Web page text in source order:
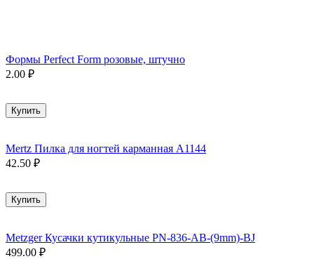
Формы Perfect Form розовые, штучно
2.00 ₽
Купить
Mertz Пилка для ногтей карманная A1144
42.50 ₽
Купить
Metzger Кусачки кутикульные PN-836-AB-(9mm)-BJ
499.00 ₽